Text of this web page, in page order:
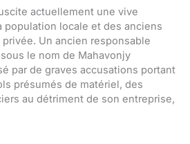
actuellement une vive
population locale et des anciens
privée. Un ancien responsable
le nom de Mahavonjy
par de graves accusations portant
présumés de matériel, des
au détriment de son entreprise,